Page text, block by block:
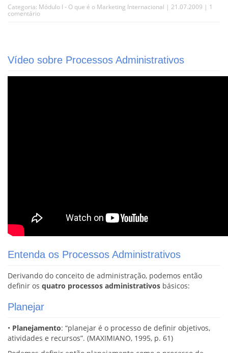
Categoria: Módulo I - O que é o Marketing Internacional | 21.07.2009 | 1
comentário
Vídeo sobre Processos Administrativos
Entenda os Processos Administrativos
Derivando do conceito de administração, podemos então
definir os quatro processos administrativos básicos:
Planejar
• Planejamento: “planejar é o processo de definir objetivos,
atividades e recursos”. (MAXIMIANO, 1995, p. 61)